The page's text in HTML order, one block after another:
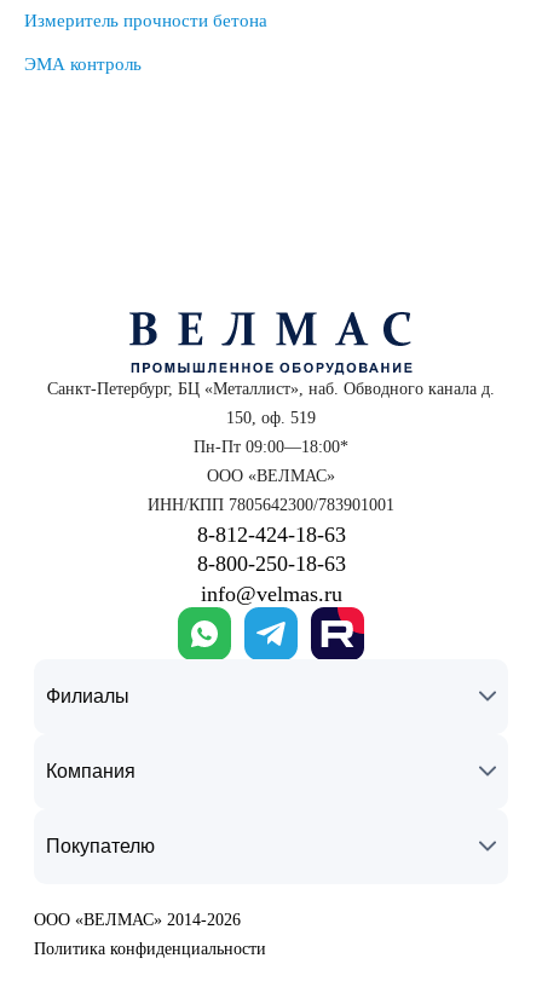
Измеритель прочности бетона
ЭМА контроль
Санкт-Петербург, БЦ «Металлист», наб. Обводного канала д.
150, оф. 519
Пн-Пт 09:00—18:00*
ООО «ВЕЛМАС»
ИНН/КПП 7805642300/783901001
8‑812‑424‑18‑63
8‑800‑250‑18‑63
info@velmas.ru
Филиалы
Компания
Покупателю
ООО «ВЕЛМАС» 2014-2026
Политика конфиденциальности